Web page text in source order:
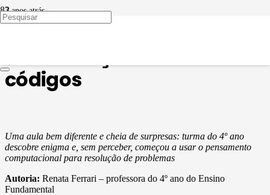
3 anos atrás
METODOLOGIAS ATIVAS
códigos
Uma aula bem diferente e cheia de surpresas: turma do 4º ano
descobre enigma e, sem perceber, começou a usar o pensamento
computacional para resolução de problemas
Autoria: Renata Ferrari – professora do 4º ano do Ensino
Fundamental